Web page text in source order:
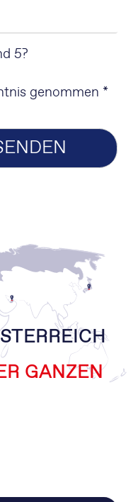
5?
genommen *
GANZEN